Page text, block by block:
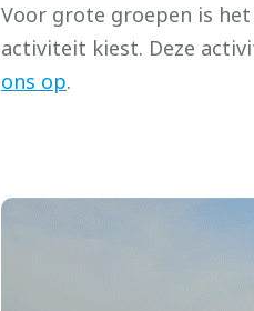
Voor grote groepen is
activiteit kiest. Deze
ons op.